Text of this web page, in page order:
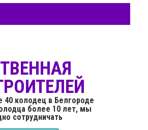
колодец в Белгороде
более 10 лет, мы
сотрудничать